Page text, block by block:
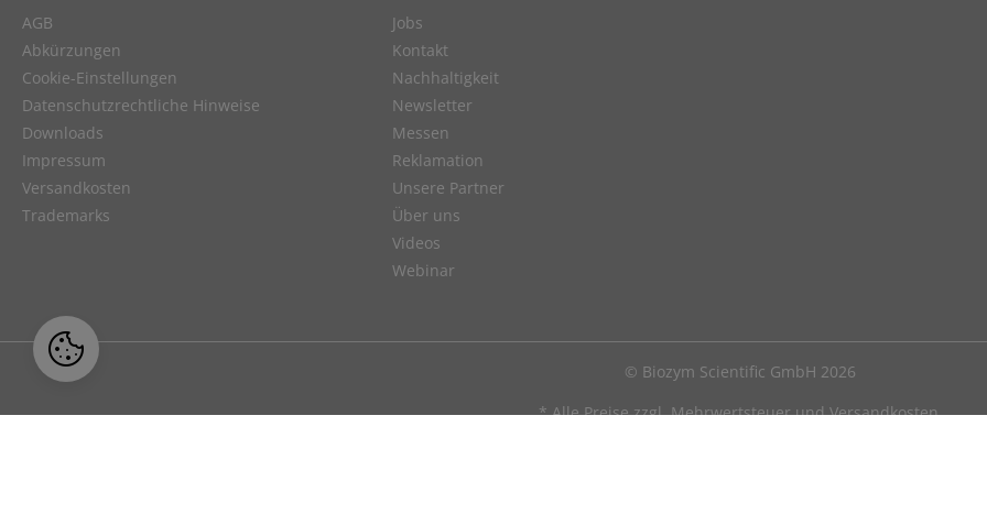
AGB
Abkürzungen
Cookie-Einstellungen
Datenschutzrechtliche Hinweise
Downloads
Impressum
Versandkosten
Trademarks
Jobs
Kontakt
Nachhaltigkeit
Newsletter
Messen
Reklamation
Unsere Partner
Über uns
Videos
Webinar
© Biozym Scientific GmbH 2026
* Alle Preise zzgl. Mehrwertsteuer undVersandkosten.